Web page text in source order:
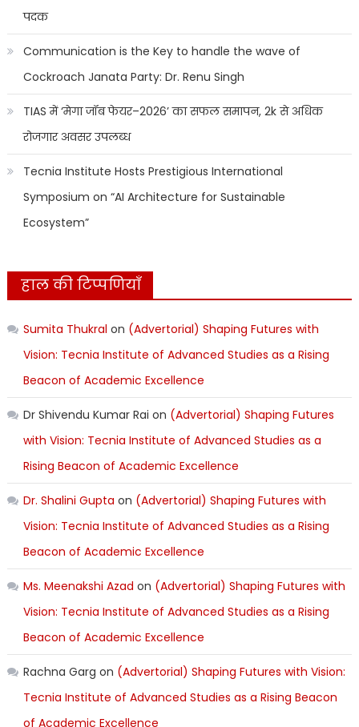
पदक
Communication is the Key to handle the wave of
Cockroach Janata Party: Dr. Renu Singh
TIAS में ‘मेगा जॉब फेयर–2026’ का सफल समापन, 2k से अधिक
रोजगार अवसर उपलब्ध
Tecnia Institute Hosts Prestigious International
Symposium on “AI Architecture for Sustainable
Ecosystem”
हाल की टिप्पणियाँ
Sumita Thukral on (Advertorial) Shaping Futures with
Vision: Tecnia Institute of Advanced Studies as a Rising
Beacon of Academic Excellence
Dr Shivendu Kumar Rai on (Advertorial) Shaping Futures
with Vision: Tecnia Institute of Advanced Studies as a
Rising Beacon of Academic Excellence
Dr. Shalini Gupta on (Advertorial) Shaping Futures with
Vision: Tecnia Institute of Advanced Studies as a Rising
Beacon of Academic Excellence
Ms. Meenakshi Azad on (Advertorial) Shaping Futures with
Vision: Tecnia Institute of Advanced Studies as a Rising
Beacon of Academic Excellence
Rachna Garg on (Advertorial) Shaping Futures with Vision:
Tecnia Institute of Advanced Studies as a Rising Beacon
of Academic Excellence